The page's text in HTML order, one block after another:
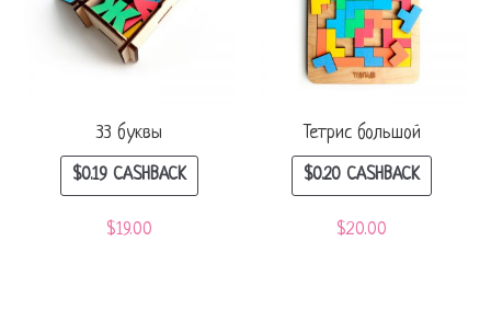
33 буквы
$0.19CASHBACK
$19.00
Тетрис большой
$0.20 CASHBACK
$20.00